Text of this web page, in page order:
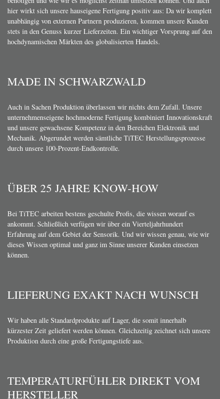
hier wirkt sich unsere hauseigene Fertigung positiv aus: Da wir komplett
unabhängig von externen Partnern produzieren, kommen unsere Kunden
stets in den Genuss kurzer Lieferzeiten. Ein wichtiger Vorsprung auf den
hochdynamischen Märkten des globalisierten Handels.
MADE IN SCHWARZWALD
Auch in Sachen Produktion überlassen wir nichts dem Zufall. Unsere
unternehmenseigene hochmoderne Fertigung kombiniert Innovationskraft
und unsere gewachsene Kompetenz in den Bereichen Elektronik und
Mechanik. Abgerundet werden sämtliche TiTEC Herstellungsprozesse
durch unsere 100-Prozent-Endkontrolle.
ÜBER 25 JAHRE KNOW-HOW
Bei TiTEC arbeiten bestens geschulte Profis, die wissen worauf es
ankommt. Schließlich verfügen wir über ein Vierteljahrhundert
Erfahrung auf dem Gebiet der Sensorik. Und wir wissen genau, wie wir
dieses Wissen optimal und ganz im Sinne unserer Kunden einsetzen
können.
LIEFERUNG EXAKT NACH WUNSCH
Wir haben alle Standardprodukte auf Lager, die somit innerhalb
kürzester Zeit geliefert werden können. Gleichzeitig zeichnet sich unsere
Produktion durch eine große Fertigungstiefe aus.
TEMPERATURFÜHLER DIREKT VOM
HERSTELLER